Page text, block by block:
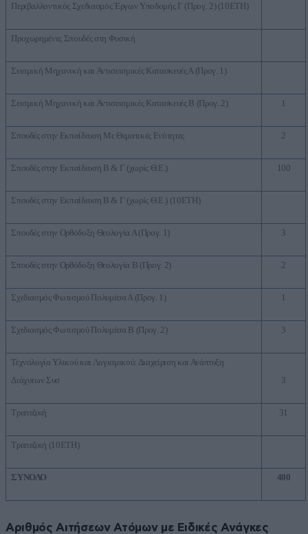
Περιβαλλοντικός Σχεδιασμός Έργων Υποδομής Γ (Προγ. 2) (10ΕΤΗ)
Προχωρημένες Σπουδές στη Φυσική
Σεισμική Μηχανική και Αντισεισμικές Κατασκευές Α (Προγ. 1)
Σεισμική Μηχανική και Αντισεισμικές Κατασκευές Β (Προγ. 2) 1
Σπουδές στην Εκπαίδευση Με Θεματικές Ενότητες 2
Σπουδές στην Εκπαίδευση Β & Γ (χωρίς Θ.Ε.) 100
Σπουδές στην Εκπαίδευση Β & Γ (χωρίς Θ.Ε.) (10ΕΤΗ)
Σπουδές στην Ορθόδοξη Θεολογία Α (Προγ. 1) 3
Σπουδές στην Ορθόδοξη Θεολογία Β (Προγ. 2) 2
Σχεδιασμός Φωτισμού Πολυμέσα Α (Προγ. 1) 1
Σχεδιασμός Φωτισμού Πολυμέσα Β (Προγ. 2) 3
Τεχνολογία Υλικού και Λογισμικού: Διαχείριση και Ανάπτυξη
Διάχυτων Συσ
3
Τραπεζική 31
Τραπεζική (10ΕΤΗ)
ΣΥΝΟΛΟ 400
Αριθμός Αιτήσεων Ατόμων με Ειδικές Ανάγκες